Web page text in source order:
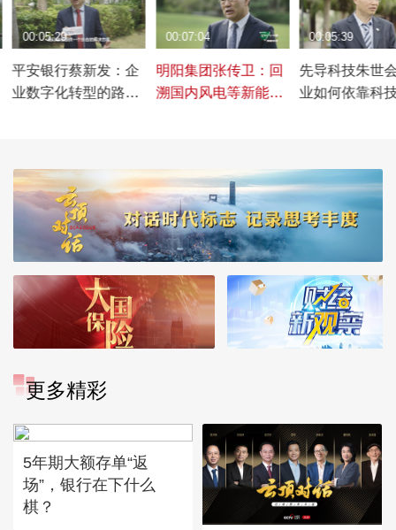
平安银行蔡新发：企
业数字化转型的路径
00:05:29
明阳集团张传卫：回
溯国内风电等新能源
00:07:04
先导科技朱世
业如何依靠科
00:05:39
更多精彩
5年期大额存单“返
场”，银行在下什么
棋？